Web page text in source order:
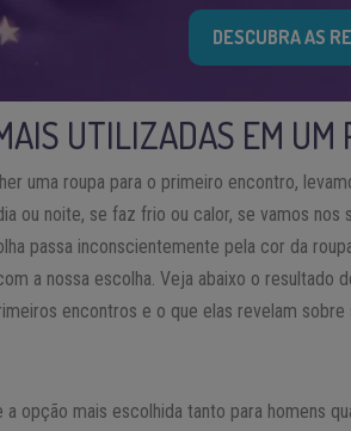
DESCUBRA AS
UTILIZADAS EM UM
uma roupa para o primeiro encontro,
ou noite, se faz frio ou calor, se vamos
passa inconscientemente pela cor da
a nossa escolha. Veja abaixo o resultado
encontros e o que elas revelam sobre
opção mais escolhida tanto para homens